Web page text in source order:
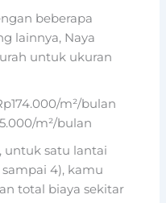
beberapa
lainnya, Naya
untuk ukuran
m²/bulan
m²/bulan
untuk satu lantai
4), kamu
total biaya sekitar